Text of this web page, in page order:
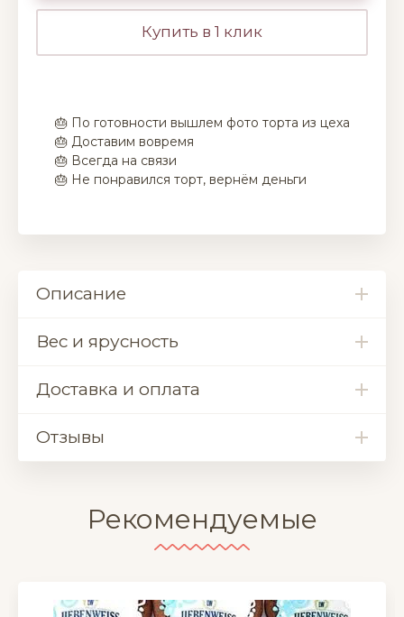
Купить в 1 клик
🎂 По готовности вышлем фото торта из цеха
🎂 Доставим вовремя
🎂 Всегда на связи
🎂 Не понравился торт, вернём деньги
Описание
Вес и ярусность
Доставка и оплата
Отзывы
Рекомендуемые